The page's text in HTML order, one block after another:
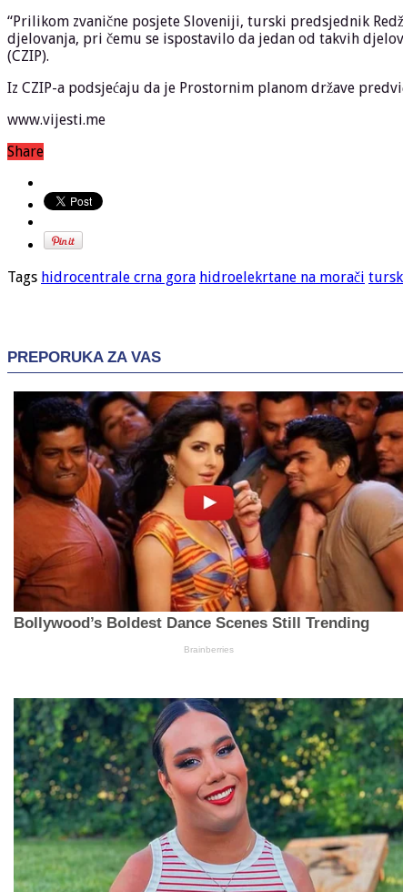
“Prilikom zvanične posjete Sloveniji, turski predsjednik
djelovanja, pri čemu se ispostavilo da jedan od takvih
(CZIP).
Iz CZIP-a podsjećaju da je Prostornim planom države
www.vijesti.me
Share
Tags hidrocentrale crna gora hidroelekrtane na morači